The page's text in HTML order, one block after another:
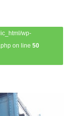
wp-
on line 50